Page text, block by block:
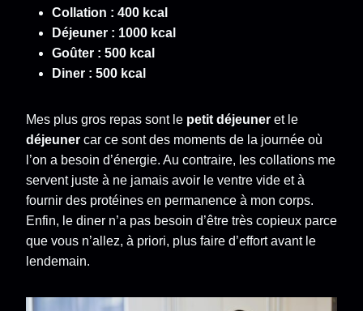
Collation : 400 kcal
Déjeuner : 1000 kcal
Goûter : 500 kcal
Diner : 500 kcal
Mes plus gros repas sont le petit déjeuner et le
déjeuner car ce sont des moments de la journée où
l’on a besoin d’énergie. Au contraire, les collations me
servent juste à ne jamais avoir le ventre vide et à
fournir des protéines en permanence à mon corps.
Enfin, le diner n’a pas besoin d’être très copieux parce
que vous n’allez, à priori, plus faire d’effort avant le
lendemain.